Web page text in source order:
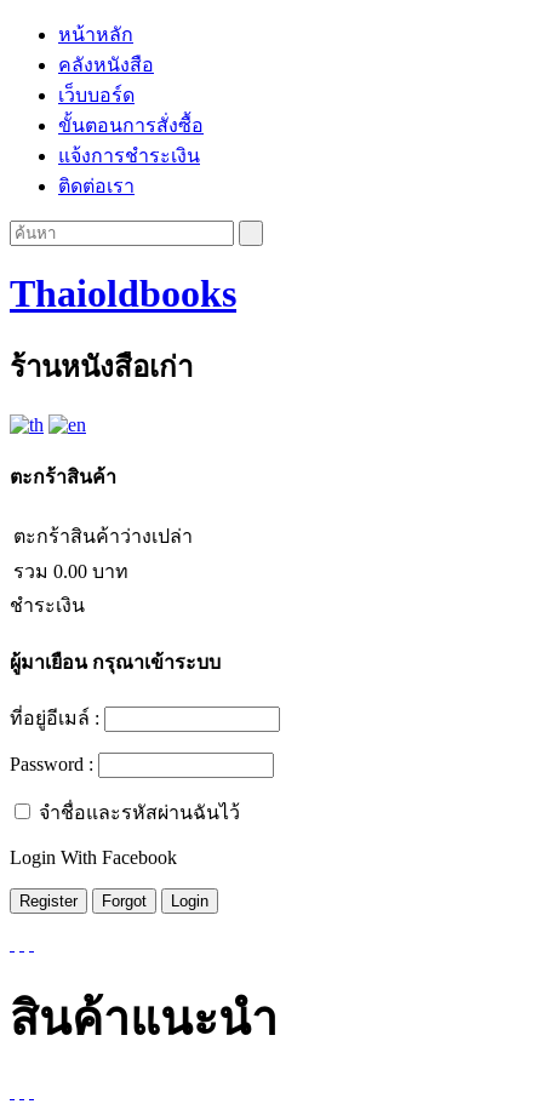
หน้าหลัก
คลังหนังสือ
เว็บบอร์ด
ขั้นตอนการสั่งซื้อ
แจ้งการชำระเงิน
ติดต่อเรา
Thaioldbooks
ร้านหนังสือเก่า
ตะกร้าสินค้า
ตะกร้าสินค้าว่างเปล่า
รวม 0.00 บาท
ชำระเงิน
ผู้มาเยือนกรุณาเข้าระบบ
ที่อยู่อีเมล์ :
Password :
จำชื่อและรหัสผ่านฉันไว้
Login With Facebook
สินค้าแนะนำ